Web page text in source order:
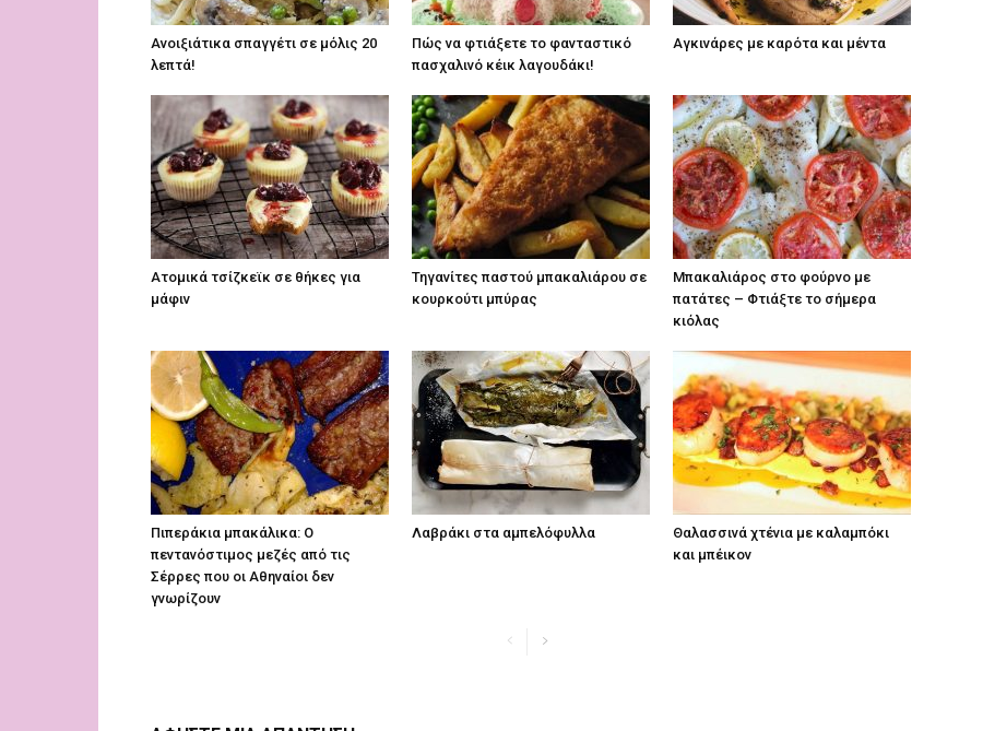
Aνοιξιάτικα σπαγγέτι σε μόλις 20
λεπτά!
Πώς να φτιάξετε το φανταστικό
πασχαλινό κέικ λαγουδάκι!
Αγκινάρες με καρότα και μέντα
Ατομικά τσίζκεϊκ σε θήκες για
μάφιν
Τηγανίτες παστού μπακαλιάρου σε
κουρκούτι μπύρας
Μπακαλιάρος στο φούρνο με
πατάτες – Φτιάξτε το σήμερα
κιόλας
Πιπεράκια μπακάλικα: Ο
πεντανόστιμος μεζές από τις
Σέρρες που οι Αθηναίοι δεν
γνωρίζουν
Λαβράκι στα αμπελόφυλλα
Θαλασσινά χτένια με καλαμπόκι
και μπέικον